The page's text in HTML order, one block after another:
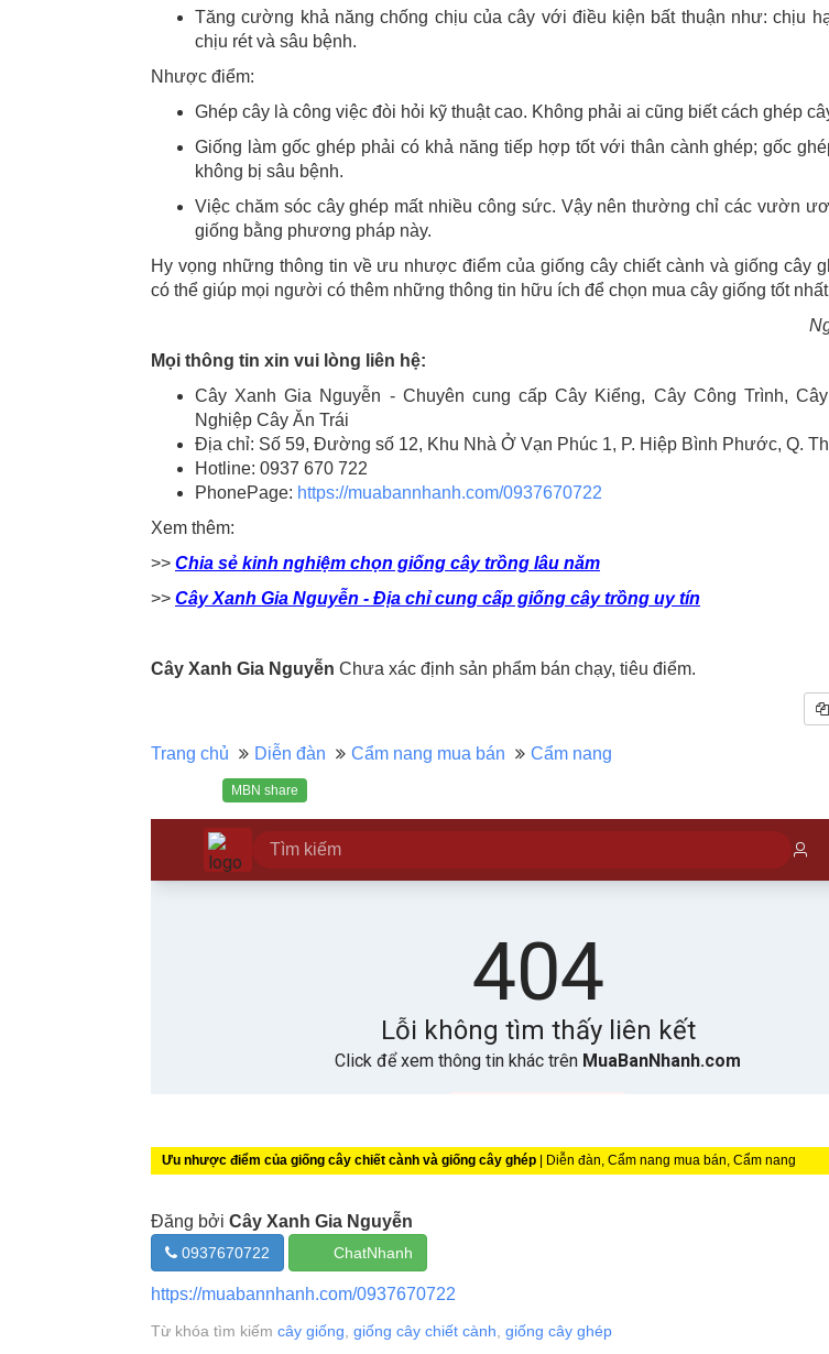
Tăng cường khả năng chống chịu của cây với điều kiện bất thuận như: chịu
chịu rét và sâu bệnh.
Nhược điểm:
Ghép cây là công việc đòi hỏi kỹ thuật cao. Không phải ai cũng biết cách ghép
Giống làm gốc ghép phải có khả năng tiếp hợp tốt với thân cành ghép; gốc
không bị sâu bệnh.
Việc chăm sóc cây ghép mất nhiều công sức. Vậy nên thường chỉ các vườn
giống bằng phương pháp này.
Hy vọng những thông tin về ưu nhược điểm của giống cây chiết cành và giống cây
có thể giúp mọi người có thêm những thông tin hữu ích để chọn mua cây giống tốt
Mọi thông tin xin vui lòng liên hệ:
Cây Xanh Gia Nguyễn - Chuyên cung cấp Cây Kiểng, Cây Công Trình,
Nghiệp Cây Ăn Trái
Địa chỉ: Số 59, Đường số 12, Khu Nhà Ở Vạn Phúc 1, P. Hiệp Bình Phước, Q.
Hotline: 0937 670 722
PhonePage: https://muabannhanh.com/0937670722
Xem thêm:
>> Chia sẻ kinh nghiệm chọn giống cây trồng lâu năm
>> Cây Xanh Gia Nguyễn - Địa chỉ cung cấp giống cây trồng uy tín
Cây Xanh Gia Nguyễn Chưa xác định sản phẩm bán chạy, tiêu điểm.
Trang chủ Diễn đàn Cẩm nang mua bán Cẩm nang
MBN share
Ưu nhược điểm của giống cây chiết cành và giống cây ghép | Diễn đàn, Cẩm nang mua bán, Cẩm nang
Đăng bởi Cây Xanh Gia Nguyễn
0937670722 ChatNhanh
https://muabannhanh.com/0937670722
Từ khóa tìm kiếm cây giống giống cây chiết cành giống cây ghép